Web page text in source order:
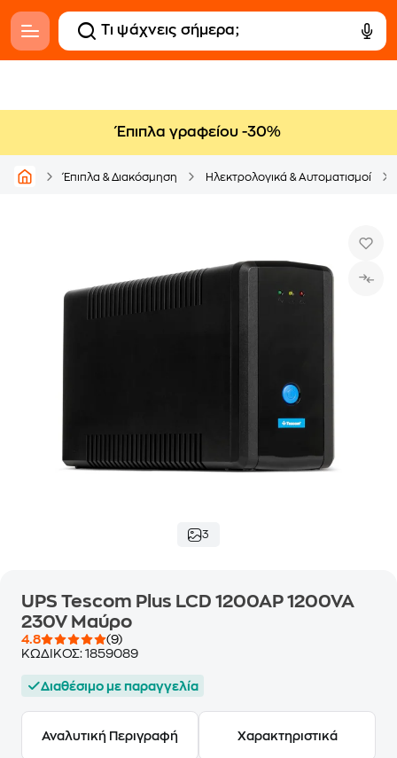
Έπιπλα γραφείου -30%
Έπιπλα & Διακόσμηση Ηλεκτρολογικά & Αυτοματισμοί
3
UPS Tescom Plus LCD 1200AP 1200VA
230V Μαύρο
4.8
(9)
ΚΩΔΙΚΟΣ: 1859089
Διαθέσιμο με παραγγελία
Αναλυτική Περιγραφή Χαρακτηριστικά